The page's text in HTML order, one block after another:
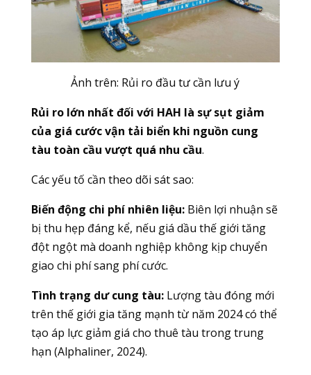
Ảnh trên: Rủi ro đầu tư cần lưu ý
Rủi ro lớn nhất đối với HAH là sự sụt giảm
của giá cước vận tải biển khi nguồn cung
tàu toàn cầu vượt quá nhu cầu.
Các yếu tố cần theo dõi sát sao:
Biến động chi phí nhiên liệu:Biên lợi nhuận sẽ
bị thu hẹp đáng kể, nếu giá dầu thế giới tăng
đột ngột mà doanh nghiệp không kịp chuyển
giao chi phí sang phí cước.
Tình trạng dư cung tàu:Lượng tàu đóng mới
trên thế giới gia tăng mạnh từ năm 2024 có thể
tạo áp lực giảm giá cho thuê tàu trong trung
hạn (Alphaliner, 2024).